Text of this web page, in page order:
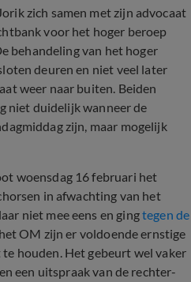
zich samen met zijn advocaat
voor het hoger beroep
behandeling van het hoger
deuren en niet veel later
weer naar buiten. Beiden
niet duidelijk wanneer de
zijn, maar mogelijk
woensdag 16 februari het
in afwachting van het
niet mee eens en gingtegen de
OM zijn er voldoende ernstige
houden. Het gebeurt wel vaker
een uitspraak van de rechter-